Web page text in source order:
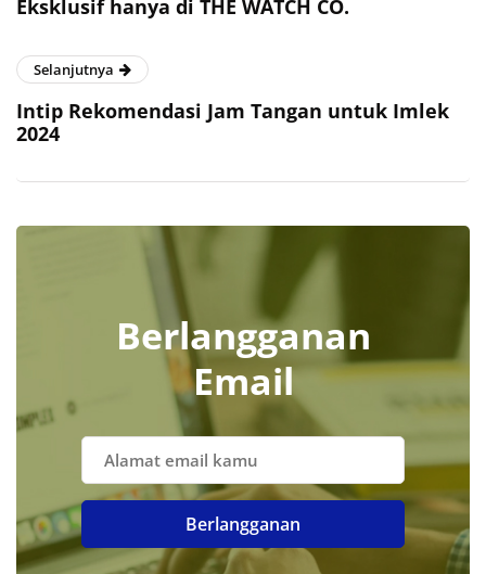
Eksklusif hanya di THE WATCH CO.
Selanjutnya
Intip Rekomendasi Jam Tangan untuk Imlek
2024
Berlangganan
Email
Berlangganan